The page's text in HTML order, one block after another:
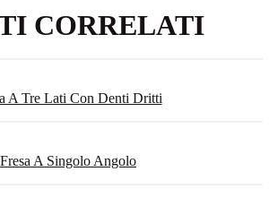
CORRELATI
A Tre Lati Con Denti Dritti
Fresa A Singolo Angolo